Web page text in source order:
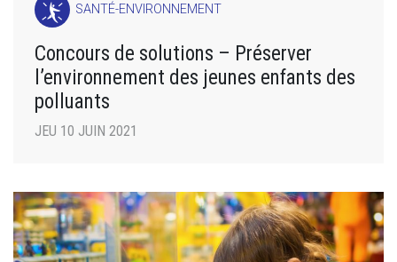
SANTÉ-ENVIRONNEMENT
Concours de solutions – Préserver
l’environnement des jeunes enfants des
polluants
JEU 10 JUIN 2021